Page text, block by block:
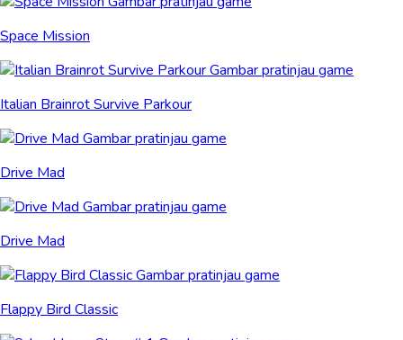
Space Mission
Italian Brainrot Survive Parkour
Drive Mad
Drive Mad
Flappy Bird Classic